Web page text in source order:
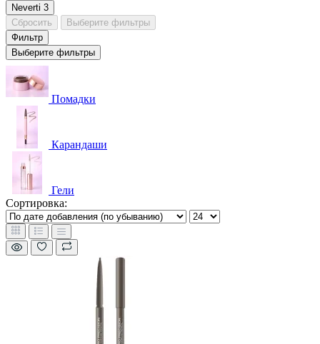
Neverti 3
Сбросить
Выберите фильтры
Фильтр
Выберите фильтры
Помадки
Карандаши
Гели
Сортировка: